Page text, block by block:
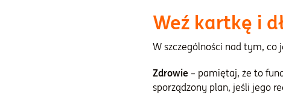
Weź kartkę i
W szczególności nad tym, co
Zdrowie – pamiętaj, że to
sporządzony plan, jeśli jego